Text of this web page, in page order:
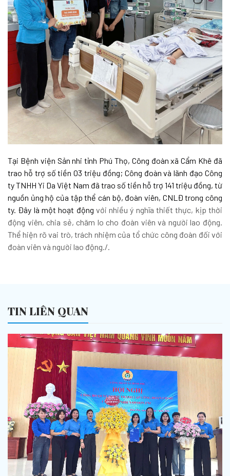
Tại Bệnh viện Sản nhi tỉnh Phú Thọ, Công đoàn xã Cẩm Khê đã
trao hỗ trợ số tiền 03 triệu đồng; Công đoàn và lãnh đạo Công
ty TNHH Yi Da Việt Nam đã trao số tiền hỗ trợ 141 triệu đồng, từ
nguồn ủng hộ của tập thể cán bộ, đoàn viên, CNLĐ trong công
ty. Đây là một hoạt động với nhiều ý nghĩa thiết thực, kịp thời
động viên, chia sẻ, chăm lo cho đoàn viên và người lao động.
Thể hiện rõ vai trò, trách nhiệm của tổ chức công đoàn đối với
đoàn viên và người lao động./.
TIN LIÊN QUAN